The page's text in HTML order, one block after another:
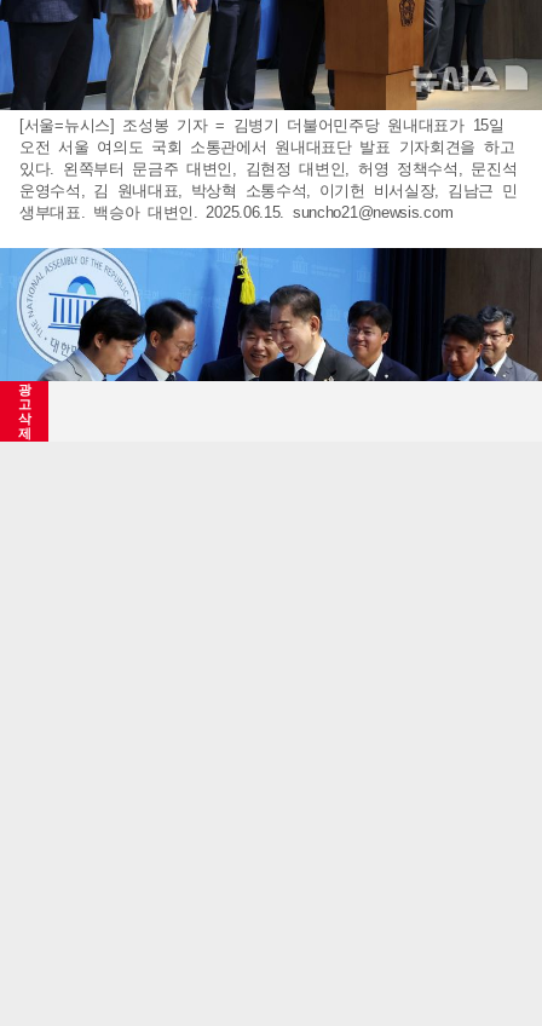
[서울=뉴시스] 조성봉 기자 = 김병기 더불어민주당 원내대표가 15일
오전 서울 여의도 국회 소통관에서 원내대표단 발표 기자회견을 하고
있다. 왼쪽부터 문금주 대변인, 김현정 대변인, 허영 정책수석, 문진석
운영수석, 김 원내대표, 박상혁 소통수석, 이기헌 비서실장, 김남근 민
생부대표. 백승아 대변인. 2025.06.15. suncho21@newsis.com
광
고
삭
제